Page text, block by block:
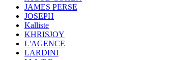
JAMES PERSE
JOSEPH
Kalliste
KHRISJOY
L'AGENCE
LARDINI